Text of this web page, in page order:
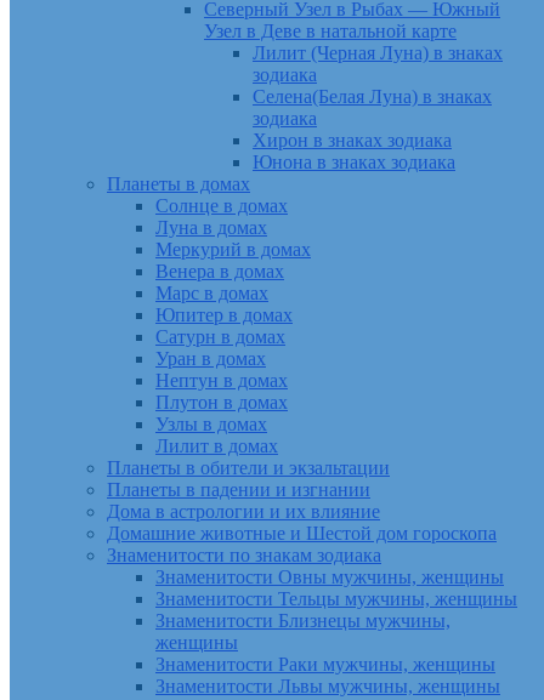
Северный Узел в Рыбах — Южный
Узел в Деве в натальной карте
Лилит (Черная Луна) в знаках
зодиака
Селена(Белая Луна) в знаках
зодиака
Хирон в знаках зодиака
Юнона в знаках зодиака
Планеты в домах
Солнце в домах
Луна в домах
Меркурий в домах
Венера в домах
Марс в домах
Юпитер в домах
Сатурн в домах
Уран в домах
Нептун в домах
Плутон в домах
Узлы в домах
Лилит в домах
Планеты в обители и экзальтации
Планеты в падении и изгнании
Дома в астрологии и их влияние
Домашние животные и Шестой дом гороскопа
Знаменитости по знакам зодиака
Знаменитости Овны мужчины, женщины
Знаменитости Тельцы мужчины, женщины
Знаменитости Близнецы мужчины,
женщины
Знаменитости Раки мужчины, женщины
Знаменитости Львы мужчины, женщины